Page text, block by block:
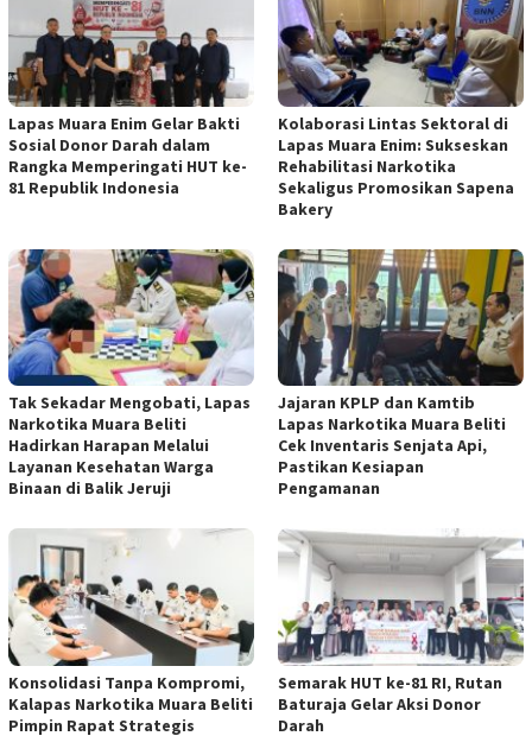
Lapas Muara Enim Gelar Bakti
Sosial Donor Darah dalam
Rangka Memperingati HUT ke-
81 Republik Indonesia
Kolaborasi Lintas Sektoral di
Lapas Muara Enim: Sukseskan
Rehabilitasi Narkotika
Sekaligus Promosikan Sapena
Bakery
Tak Sekadar Mengobati, Lapas
Narkotika Muara Beliti
Hadirkan Harapan Melalui
Layanan Kesehatan Warga
Binaan di Balik Jeruji
Jajaran KPLP dan Kamtib
Lapas Narkotika Muara Beliti
Cek Inventaris Senjata Api,
Pastikan Kesiapan
Pengamanan
Konsolidasi Tanpa Kompromi,
Kalapas Narkotika Muara Beliti
Pimpin Rapat Strategis
Semarak HUT ke-81 RI, Rutan
Baturaja Gelar Aksi Donor
Darah